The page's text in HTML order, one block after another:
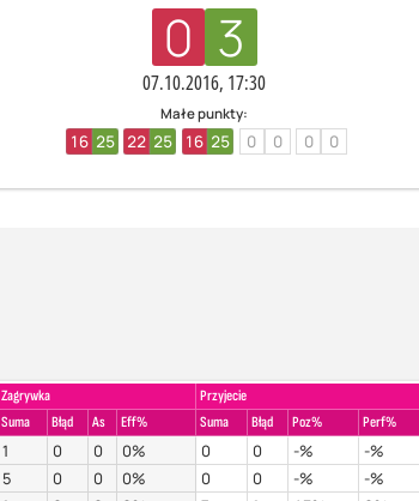
0 3
07.10.2016, 17:30
Małe punkty:
16 25 22 25 16 25 0 0 0 0
Zagrywka Przyjecie
Suma Błąd As Eff% Suma Błąd Poz% Perf%
1 0 0 0% 0 0 -% -%
5 0 0 0% 0 0 -% -%